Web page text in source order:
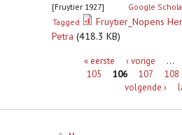
[Fruytier 1927] Google
Tagged
Fruytier_Nopens
Petra (418.3 KB)
Pagina's« eerste ‹ vorige …
105
106 107 108
volgende ›